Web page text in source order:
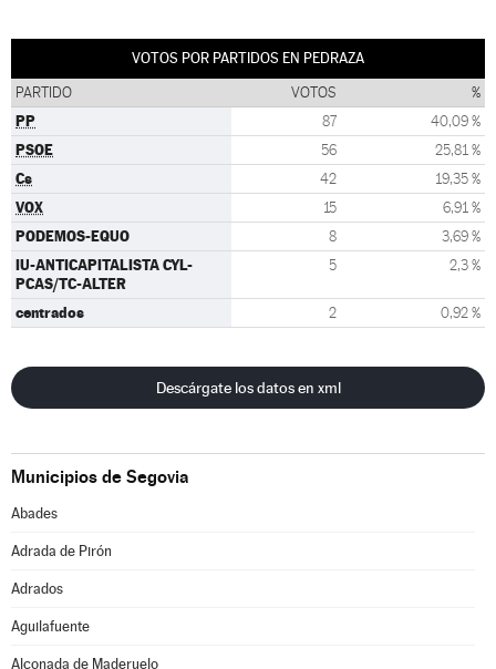
VOTOS POR PARTIDOS EN PEDRAZA
PARTIDO VOTOS %
PP 87 40,09 %
PSOE 56 25,81 %
Cs 42 19,35 %
VOX 15 6,91 %
PODEMOS-EQUO 8 3,69 %
IU-ANTICAPITALISTA CYL-
PCAS/TC-ALTER
5 2,3 %
centrados 2 0,92 %
Descárgate los datos en xml
Municipios de Segovia
Abades
Adrada de Pirón
Adrados
Aguilafuente
Alconada de Maderuelo